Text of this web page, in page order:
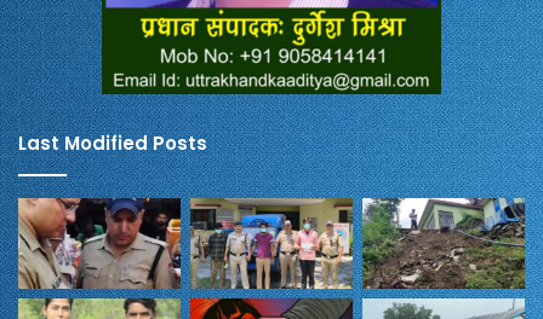
Last Modified Posts